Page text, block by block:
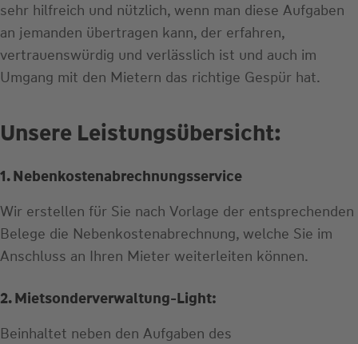
sehr hilfreich und nützlich, wenn man diese Aufgaben
an jemanden übertragen kann, der erfahren,
vertrauenswürdig und verlässlich ist und auch im
Umgang mit den Mietern das richtige Gespür hat.
Unsere Leistungsübersicht:
1. Nebenkostenabrechnungsservice
Wir erstellen für Sie nach Vorlage der entsprechenden
Belege die Nebenkostenabrechnung, welche Sie im
Anschluss an Ihren Mieter weiterleiten können.
2. Mietsonderverwaltung-Light:
Beinhaltet neben den Aufgaben des